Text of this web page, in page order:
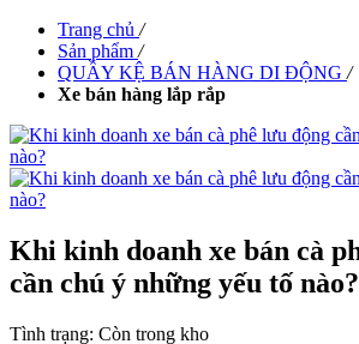
Trang chủ /
Sản phẩm /
QUẦY KỆ BÁN HÀNG DI ĐỘNG /
Xe bán hàng lắp rắp
Khi kinh doanh xe bán cà
cần chú ý những yếu tố nào?
Tình trạng: Còn trong kho